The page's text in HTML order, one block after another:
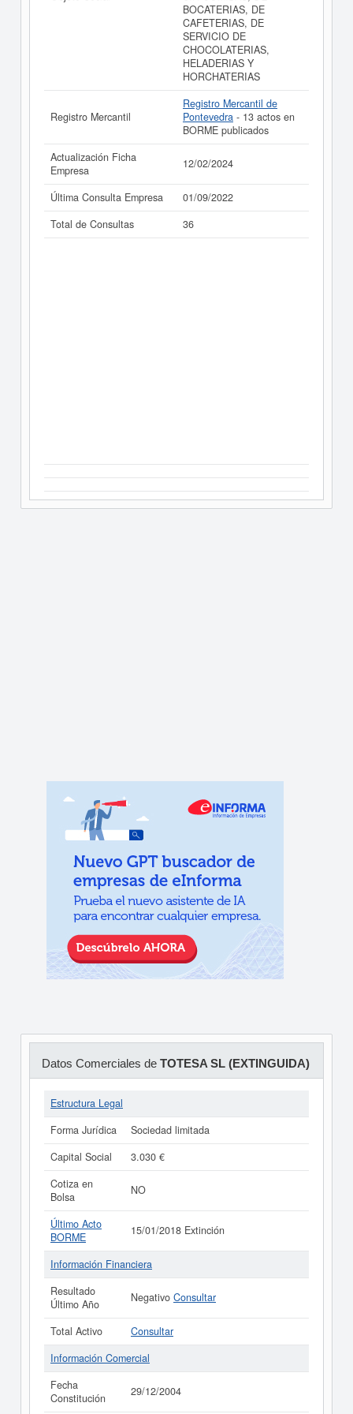
BOCATERIAS, DE
CAFETERIAS, DE
SERVICIO DE
CHOCOLATERIAS,
HELADERIAS Y
HORCHATERIAS
Registro Mercantil
Registro Mercantil de
Pontevedra - 13 actos en
BORME publicados
Actualización Ficha
Empresa
12/02/2024
Última Consulta Empresa
01/09/2022
Total de Consultas
36
Datos Comerciales de TOTESA SL (EXTINGUIDA)
Estructura Legal
Forma Jurídica
Sociedad limitada
Capital Social
3.030 €
Cotiza en
Bolsa
NO
Último Acto
BORME
15/01/2018 Extinción
Información Financiera
Resultado
Último Año
Negativo Consultar
Total Activo
Consultar
Información Comercial
Fecha
Constitución
29/12/2004